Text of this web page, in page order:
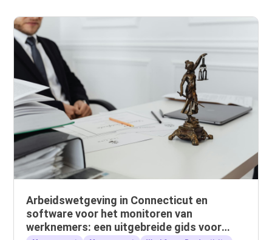
Arbeidswetgeving in Connecticut en
software voor het monitoren van
werknemers: een uitgebreide gids voor